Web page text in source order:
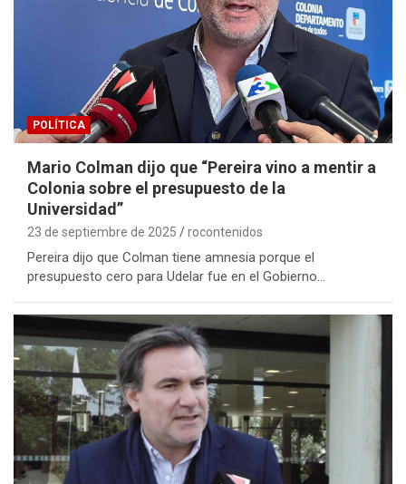
POLÍTICA
Mario Colman dijo que “Pereira vino a mentir a
Colonia sobre el presupuesto de la
Universidad”
23 de septiembre de 2025 rocontenidos
Pereira dijo que Colman tiene amnesia porque el
presupuesto cero para Udelar fue en el Gobierno…